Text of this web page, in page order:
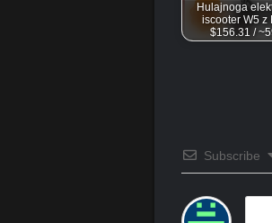
Hulajnoga
iscooter W5 z
$156.31 /
Subscribe